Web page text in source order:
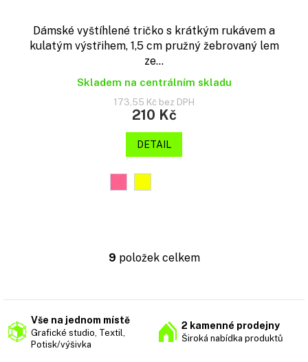
Dámské vyštíhlené tričko s krátkým rukávem a
kulatým výstřihem, 1,5 cm pružný žebrovaný lem
ze...
Skladem na centrálním skladu
173,55 Kč bez DPH
210 Kč
DETAIL
O
á
a
c
9 položek celkem
Vše na jednom místě
Grafické studio, Textil,
Potisk/výšivka
2 kamenné prodejny
Široká nabídka produktů